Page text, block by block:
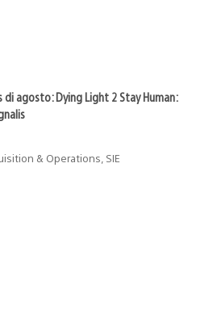
agosto: Dying Light 2 Stay Human:
& Operations, SIE